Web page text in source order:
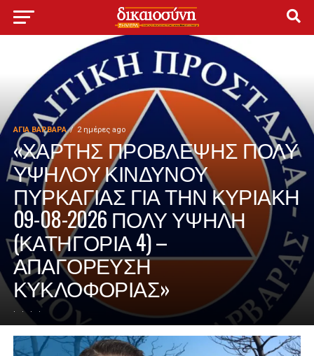
ΑΓΙΑ ΒΑΡΒΑΡΑ 2 ημέρες ago
«ΧΑΡΤΗΣ ΠΡΟΒΛΕΨΗΣ ΠΟΛΥ
ΥΨΗΛΟΥ ΚΙΝΔΥΝΟΥ
ΠΥΡΚΑΓΙΑΣ ΓΙΑ ΤΗΝ ΚΥΡΙΑΚΗ
09-08-2026 ΠΟΛΥ ΥΨΗΛΗ
(ΚΑΤΗΓΟΡΙΑ 4) –
ΑΠΑΓΟΡΕΥΣΗ
ΚΥΚΛΟΦΟΡΙΑΣ»
. . . .